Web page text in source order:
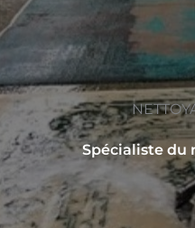
Spécialiste du